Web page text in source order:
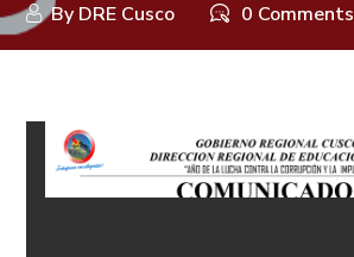
By DRE Cusco 0 Comments